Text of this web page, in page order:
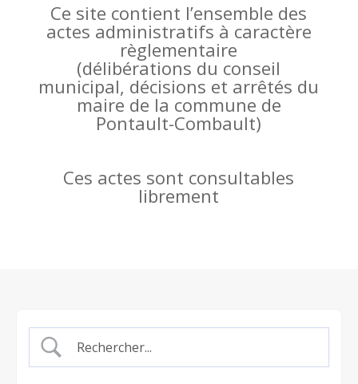
Ce site contient l’ensemble des
actes administratifs à caractère
règlementaire
(délibérations du conseil
municipal, décisions et arrêtés du
maire de la commune de
Pontault-Combault)
Ces actes sont consultables
librement